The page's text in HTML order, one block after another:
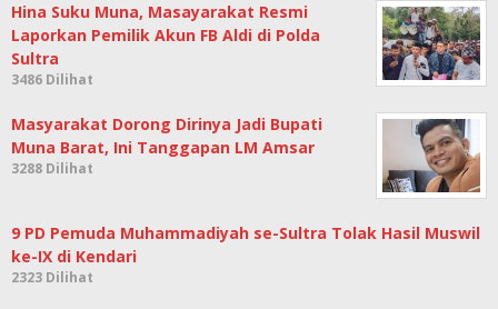
Hina Suku Muna, Masayarakat Resmi
Laporkan Pemilik Akun FB Aldi di Polda
Sultra
3486 Dilihat
Masyarakat Dorong Dirinya Jadi Bupati
Muna Barat, Ini Tanggapan LM Amsar
3288 Dilihat
9 PD Pemuda Muhammadiyah se-Sultra Tolak Hasil Muswil
ke-IX di Kendari
2323 Dilihat